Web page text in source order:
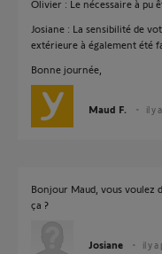
Olivier : Le nécessaire à pu
Josiane : La sensibilité de
extérieure à également été
Bonne journée,
Maud F. il y
Bonjour Maud, vous voulez
ça ?
Josiane il y a